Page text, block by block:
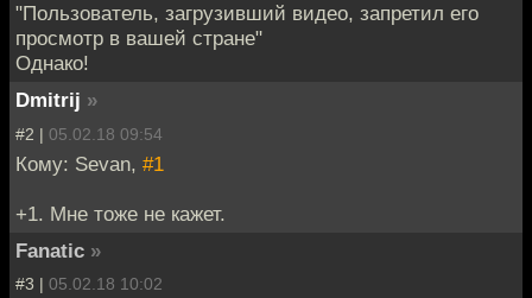
"Пользователь, загрузивший видео, запретил его
просмотр в вашей стране"
Однако!
Dmitrij »
#2 | 05.02.18 09:54
Кому: Sevan, #1
+1. Мне тоже не кажет.
Fanatic »
#3 | 05.02.18 10:02